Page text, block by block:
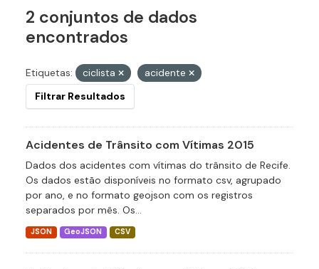
2 conjuntos de dados
encontrados
Etiquetas: ciclista
acidente
Filtrar Resultados
Acidentes de Trânsito com Vítimas 2015
Dados dos acidentes com vítimas do trânsito de Recife.
Os dados estão disponíveis no formato csv, agrupado
por ano, e no formato geojson com os registros
separados por mês. Os...
JSON GeoJSON CSV